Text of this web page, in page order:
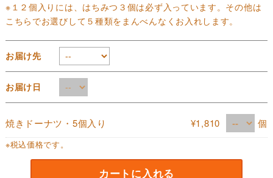
※１２個入りには、はちみつ３個は必ず入っています。その他は
こちらでお選びして５種類をまんべんなくお入れします。
お届け先
お届け日
焼きドーナツ・5個入り ¥1,810 個
※税込価格です。
カートに入れる